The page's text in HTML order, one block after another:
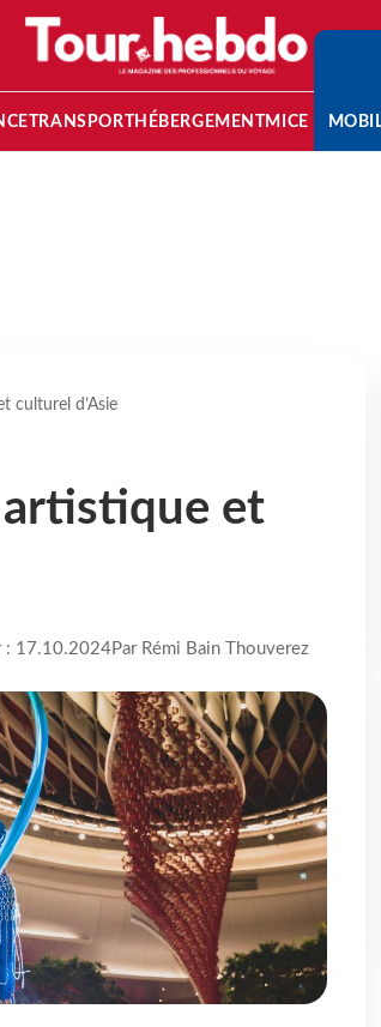
TRANSPORT HÉBERGEMENTMICE
culturel d’Asie
artistique et
: 17.10.2024Par Rémi Bain Thouverez